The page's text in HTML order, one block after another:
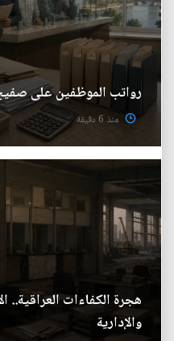
رواتب الموظفين على
منذ 6 دقيقة
هجرة الكفاءات العراقية..
والإدارية